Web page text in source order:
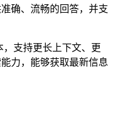
确、流畅的回答，并支
支持更长上下文、更
力，能够获取最新信息